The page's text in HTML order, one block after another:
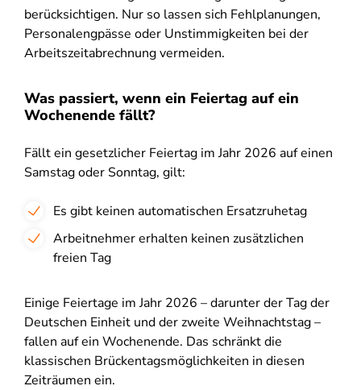
berücksichtigen. Nur so lassen sich Fehlplanungen,
Personalengpässe oder Unstimmigkeiten bei der
Arbeitszeitabrechnung vermeiden.
Was passiert, wenn ein Feiertag auf ein
Wochenende fällt?
Fällt ein gesetzlicher Feiertag im Jahr 2026 auf einen
Samstag oder Sonntag, gilt:
Es gibt keinen automatischen Ersatzruhetag
Arbeitnehmer erhalten keinen zusätzlichen
freien Tag
Einige Feiertage im Jahr 2026 – darunter der Tag der
Deutschen Einheit und der zweite Weihnachtstag –
fallen auf ein Wochenende. Das schränkt die
klassischen Brückentagsmöglichkeiten in diesen
Zeiträumen ein.